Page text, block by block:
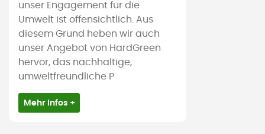
unser Engagement für die
Umwelt ist offensichtlich. Aus
diesem Grund heben wir auch
unser Angebot von HardGreen
hervor, das nachhaltige,
umweltfreundliche P
Mehr Infos +